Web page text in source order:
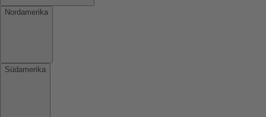
Nordamerika
Südamerika